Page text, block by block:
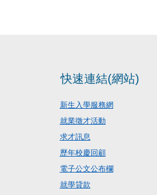
快速連結(網站)
新生入學服務網
就業徵才活動
求才訊息
歷年校慶回顧
電子公文公布欄
就學貸款